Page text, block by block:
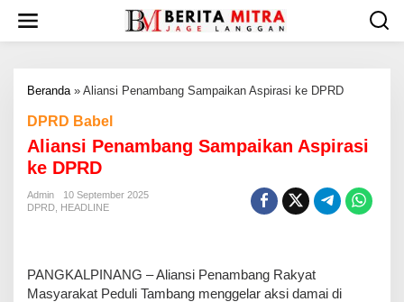
w
Beranda» Aliansi Penambang Sampaikan Aspirasi ke DPRD
DPRD Babel
Aliansi Penambang Sampaikan Aspirasi
ke DPRD
Admin
10 September 2025
DPRD HEADLINE
PANGKALPINANG – Aliansi Penambang Rakyat
Masyarakat Peduli Tambang menggelar aksi damai di